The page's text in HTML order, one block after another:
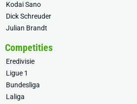
Kodai Sano
Dick Schreuder
Julian Brandt
Competities
Eredivisie
Ligue 1
Bundesliga
Laliga